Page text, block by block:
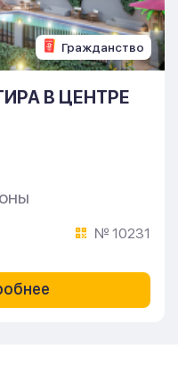
Гражданство
В ЦЕНТРЕ
№ 10231